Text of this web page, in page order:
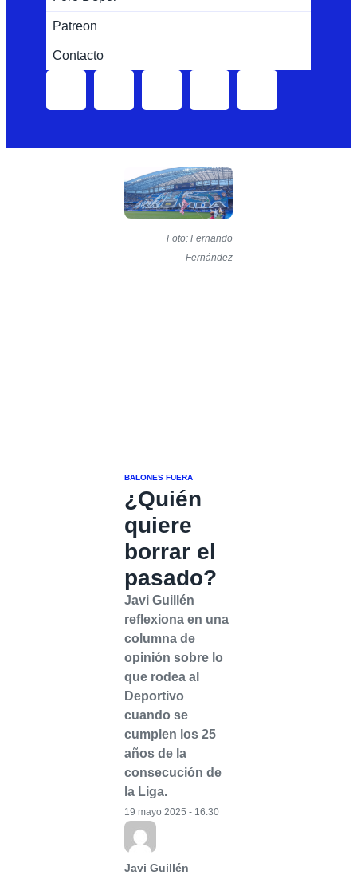
Patreon
Contacto
Foto: Fernando
Fernández
BALONES FUERA
¿Quién
quiere
borrar el
pasado?
Javi Guillén
reflexiona en una
columna de
opinión sobre lo
que rodea al
Deportivo
cuando se
cumplen los 25
años de la
consecución de
la Liga.
Javi Guillén
19 mayo 2025 - 16:30